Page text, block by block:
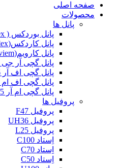
صفحه اصلی
محصولات
پانل ها
پانل بوردکس ( Boardex )
پانل کاردکس(kardex)
پانل کارویم(karvviem)
پانل گچی آر جی 12/5
پانل گچی اف آر 12/5
پانل گچی اف ام 12/5
پانل گچی ام آر 12/5
پروفیل ها
پروفیل F47
پروفیل UH36
پروفیل L25
اِستاد C100
اِستاد C70
اِستاد C50